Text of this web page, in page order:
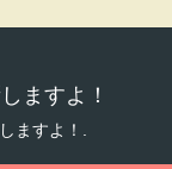
ますよ！
ますよ！.